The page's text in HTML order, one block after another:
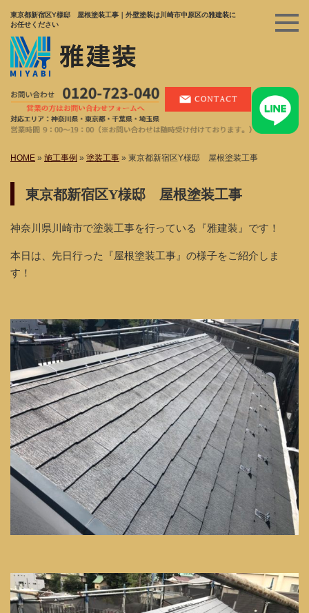
東京都新宿区Y様邸 屋根塗装工事｜外壁塗装は川崎市中原区の雅建装に
お任せください
HOME » 施工事例 » 塗装工事 » 東京都新宿区Y様邸 屋根塗装工事
東京都新宿区Y様邸 屋根塗装工事
神奈川県川崎市で塗装工事を行っている『雅建装』です！
本日は、先日行った『屋根塗装工事』の様子をご紹介しま
す！